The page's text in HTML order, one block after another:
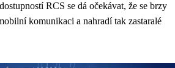
RCS se dá očekávat, že se brzy
komunikaci a nahradí tak zastaralé